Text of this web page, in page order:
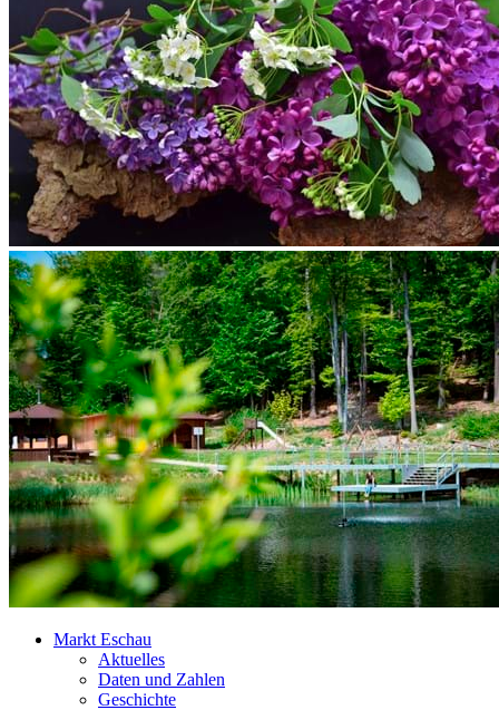
Markt Eschau
Aktuelles
Daten und Zahlen
Geschichte